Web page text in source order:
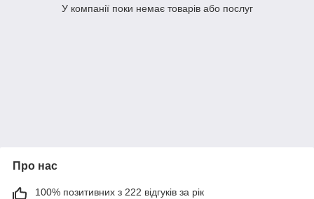
У компанії поки немає товарів або послуг
Про нас
100% позитивних з 222 відгуків за рік